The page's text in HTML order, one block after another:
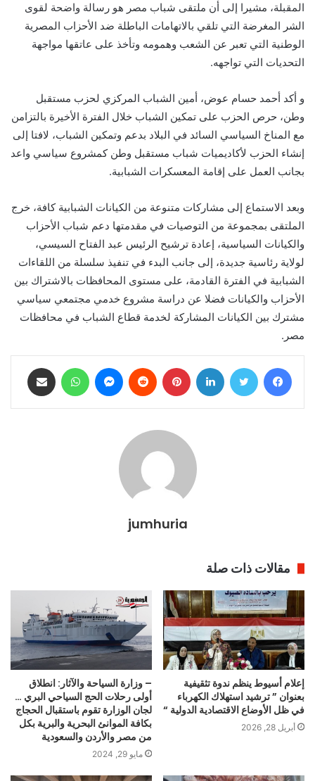
المقبلة، مشيرا إلى أن ملتقى شباب مصر هو رسالة واضحة لقوى
الشر المغرضة التي تلقي بالاتهامات الباطلة ضد الأحزاب المصرية
الوطنية التي تعبر عن الشعب وهمومه وتأخذ على عاتقها مواجهة
التحديات التي تواجهه.
و أكد أحمد حسام عوض، أمين الشباب المركزي لحزب مستقبل
وطن، حرص الحزب على تمكين الشباب خلال الفترة الأخيرة بالتزامن
مع المناخ السياسي السائد في البلاد بدعم وتمكين الشباب، لافتا إلى
إنشاء الحزب لأكاديميات شباب مستقبل وطن كمشروع سياسي واعد
بجانب العمل على إقامة المعسكرات الشبابية.
وبعد الاستماع إلى مشاركات متنوعة من الكيانات الشبابية كافة، خرج
الملتقى بمجموعة من التوصيات في مقدمتها دعم شباب الأحزاب
والكيانات السياسية، إعادة ترشيح الرئيس عبد الفتاح السيسي،
لولاية رئاسية جديدة، إلى جانب البدء في تنفيذ سلسلة من اللقاءات
الشبابية في الفترة القادمة، على مستوى المحافظات بالاشتراك بين
الأحزاب والكيانات فضلا عن دراسة مشروع خدمي مجتمعي سياسي
مشترك بين الكيانات المشاركة لخدمة قطاع الشباب في محافظات
مصر.
فيسبوك تويتر لينكدإن بينتيريست ماسنجر واتساب
jumhuria
مقالات ذات صلة
إعلام أسيوط ينظم ندوة تثقيفية
بعنوان ” ترشيد استهلاك الكهرباء
في ظل الأوضاع الاقتصادية الدولية “
أبريل 28, 2026
– وزارة السياحة والآثار: انطلاق
أولى رحلات الحج السياحي البري …
لجان الوزارة تقوم باستقبال الحجاج
بكافة الموانئ البحرية والبرية بكل
من مصر والأردن والسعودية
مايو 29, 2024